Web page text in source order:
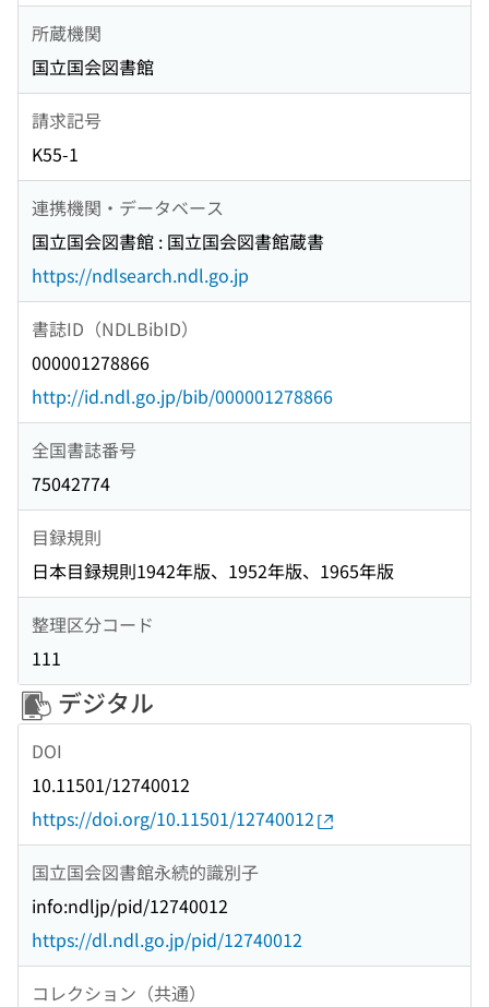
所蔵機関
国立国会図書館
請求記号
K55-1
連携機関・データベース
国立国会図書館 : 国立国会図書館蔵書
https://ndlsearch.ndl.go.jp
書誌ID（NDLBibID）
000001278866
http://id.ndl.go.jp/bib/000001278866
全国書誌番号
75042774
目録規則
日本目録規則1942年版、1952年版、1965年版
整理区分コード
111
デジタル
DOI
10.11501/12740012
https://doi.org/10.11501/12740012
国立国会図書館永続的識別子
info:ndljp/pid/12740012
https://dl.ndl.go.jp/pid/12740012
コレクション（共通）